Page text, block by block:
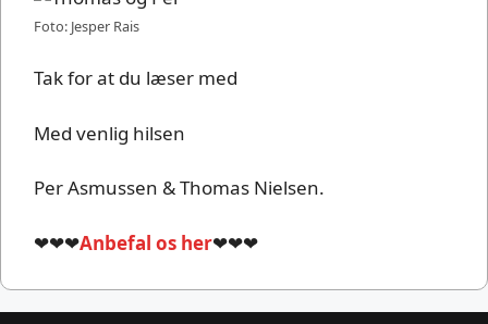
Foto: Jesper Rais
Tak for at du læser med
Med venlig hilsen
Per Asmussen & Thomas Nielsen.
❤❤❤Anbefal os her❤❤❤